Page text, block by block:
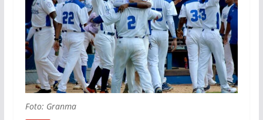
Foto: Granma